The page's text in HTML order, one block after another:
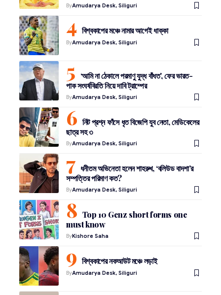
ByAmudarya Desk, Siliguri
বিশ্বকাপের মঞ্চে নামার আগেই ধাক্কা
ByAmudarya Desk, Siliguri
‘আমি না ঠেকালে পরমাণু যুদ্ধ বাঁধত’, ফের ভারত-
পাক সংঘর্ষবিরতি নিয়ে দাবি ট্রাম্পের
ByAmudarya Desk, Siliguri
নিট প্রশ্ন ফাঁসে ধৃত বিজেপি যুব নেতা, মেডিকেলের
ছাত্র সহ ৩
ByAmudarya Desk, Siliguri
ধনীতম অভিনেতা হলেন শাহরুখ, ‘বলিউড বাদশা’র
সম্পত্তির পরিমাণ কত?
ByAmudarya Desk, Siliguri
Top 10 Genz short forms one
must know
ByKishore Saha
বিশ্বকাপের নকআউট মঞ্চে লড়াই
ByAmudarya Desk, Siliguri